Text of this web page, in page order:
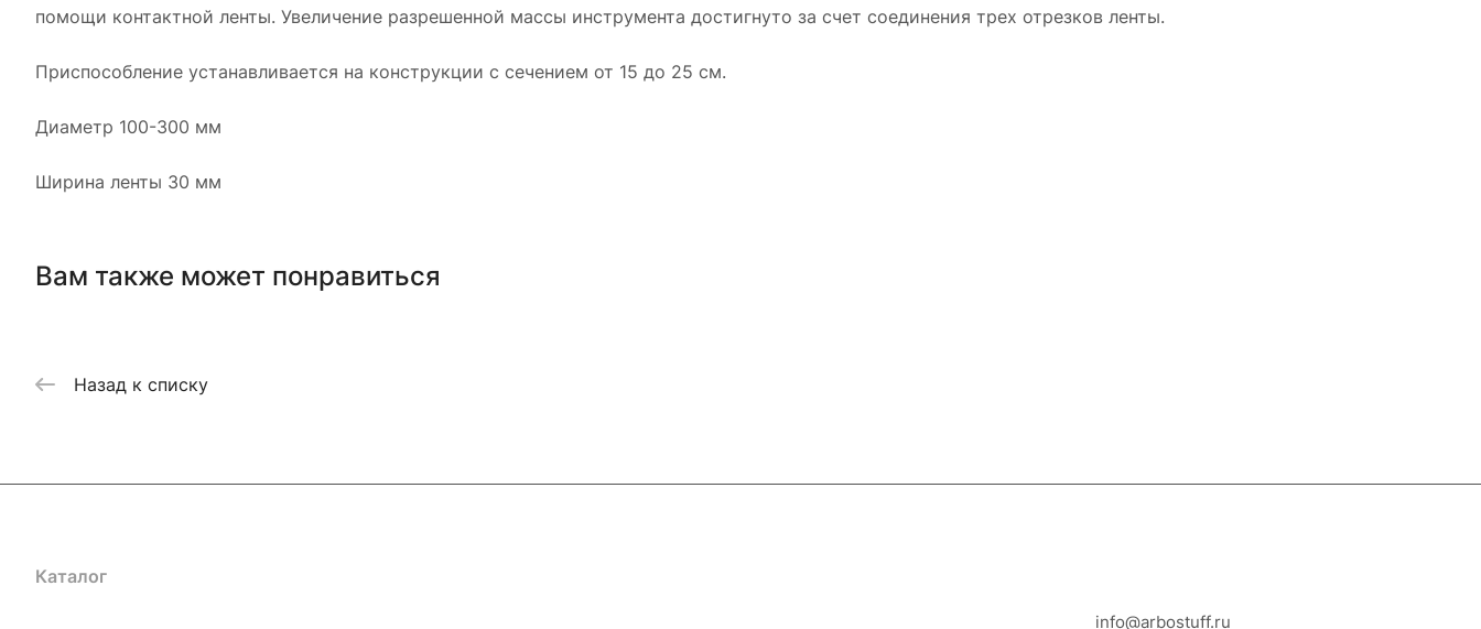
помощи контактной ленты. Увеличение разрешенной массы инструмента достигнуто за счет соединения трех отрезков ленты.
Приспособление устанавливается на конструкции с сечением от 15 до 25 см.
Диаметр 100-300 мм
Ширина ленты 30 мм
Вам также может понравиться
Назад к списку
Каталог
info@arbostuff.ru